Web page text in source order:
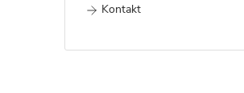
Kontakt